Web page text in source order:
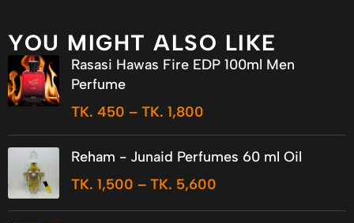
YOU MIGHT ALSO LIKE
Rasasi Hawas Fire EDP 100ml Men
Perfume
TK. 450 – TK. 1,800
Reham - Junaid Perfumes 60 ml Oil
TK. 1,500 – TK. 5,600